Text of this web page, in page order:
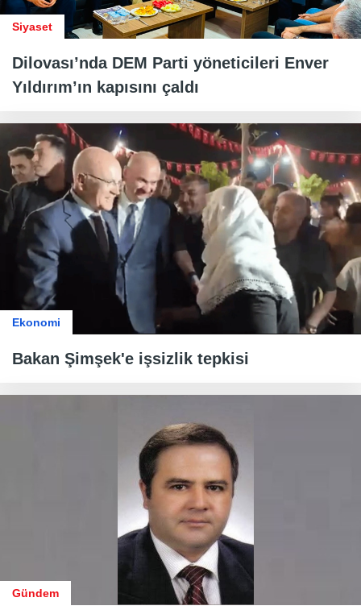
Siyaset
Dilovası’nda DEM Parti yöneticileri Enver
Yıldırım’ın kapısını çaldı
Ekonomi
Bakan Şimşek'e işsizlik tepkisi
Gündem